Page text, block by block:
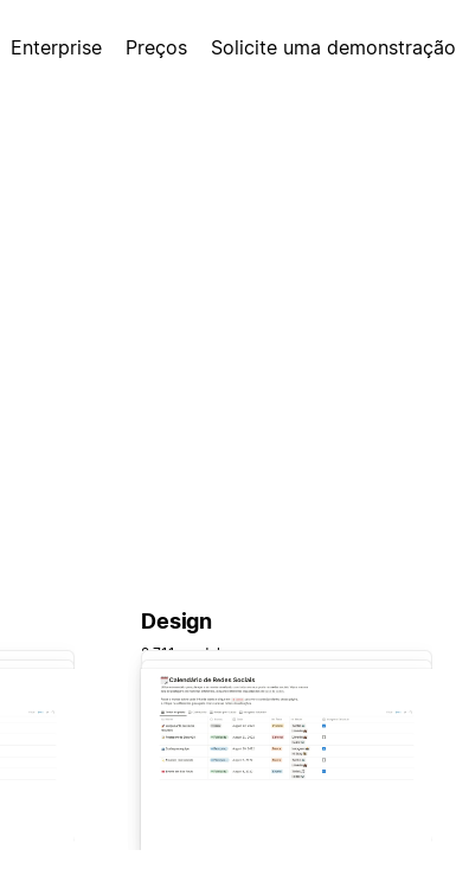
Enterprise Preços Solicite uma demonstração
Design
2.711 modelos